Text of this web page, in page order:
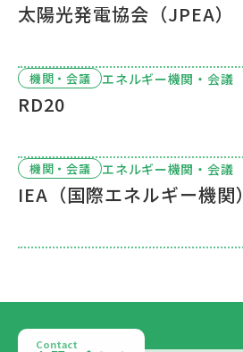
お問い合わせ
太陽光発電協会（JPEA）
機関・会議 エネルギー機関・会議
RD20
機関・会議 エネルギー機関・会議
IEA（国際エネルギー機関）
Contact